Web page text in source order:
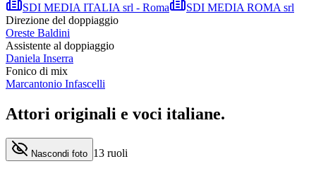
SDI MEDIA ITALIA srl - Roma
SDI MEDIA ROMA srl
Direzione del doppiaggio
Oreste Baldini
Assistente al doppiaggio
Daniela Inserra
Fonico di mix
Marcantonio Infascelli
Attori originali e voci italiane.
Nascondi foto 13 ruoli